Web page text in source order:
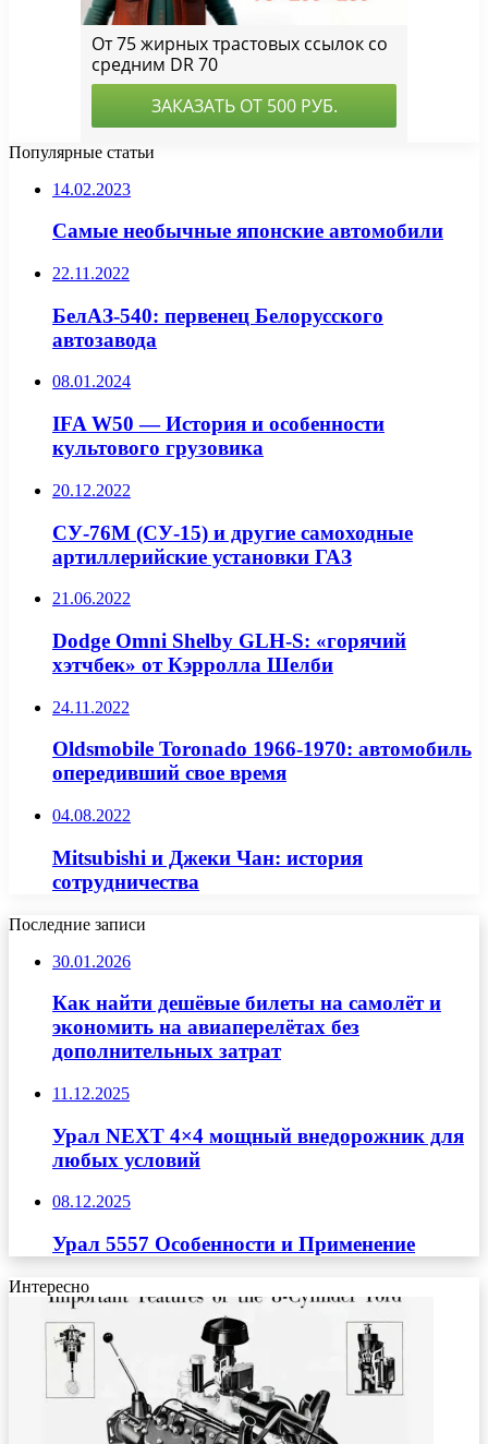
Популярные статьи
14.02.2023
Самые необычные японские автомобили
22.11.2022
БелАЗ-540: первенец Белорусского
автозавода
08.01.2024
IFA W50 — История и особенности
культового грузовика
20.12.2022
СУ-76М (СУ-15) и другие самоходные
артиллерийские установки ГАЗ
21.06.2022
Dodge Omni Shelby GLH-S: «горячий
хэтчбек» от Кэрролла Шелби
24.11.2022
Oldsmobile Toronado 1966-1970: автомобиль
опередивший свое время
04.08.2022
Mitsubishi и Джеки Чан: история
сотрудничества
Последние записи
30.01.2026
Как найти дешёвые билеты на самолёт и
экономить на авиаперелётах без
дополнительных затрат
11.12.2025
Урал NEXT 4×4 мощный внедорожник для
любых условий
08.12.2025
Урал 5557 Особенности и Применение
Интересно